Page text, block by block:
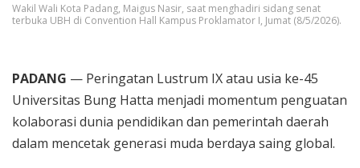
Wakil Wali Kota Padang, Maigus Nasir, saat menghadiri sidang senat
terbuka UBH di Convention Hall Kampus Proklamator I, Jumat (8/5/2026).
PADANG — Peringatan Lustrum IX atau usia ke-45
Universitas Bung Hatta menjadi momentum penguatan
kolaborasi dunia pendidikan dan pemerintah daerah
dalam mencetak generasi muda berdaya saing global.